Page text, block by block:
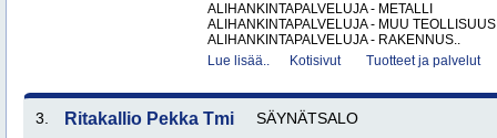
ALIHANKINTAPALVELUJA - METALLI
ALIHANKINTAPALVELUJA - MUU TEOLLISUUS
ALIHANKINTAPALVELUJA - RAKENNUS..
Lue lisää..
Kotisivut Tuotteet ja palvelut
3. Ritakallio Pekka Tmi SÄYNÄTSALO